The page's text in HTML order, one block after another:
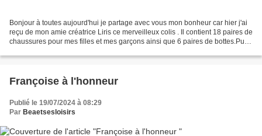
Bonjour à toutes aujourd'hui je partage avec vous mon bonheur car hier j'ai
reçu de mon amie créatrice Liris ce merveilleux colis . Il contient 18 paires de
chaussures pour mes filles et mes garçons ainsi que 6 paires de bottes.Puis
Françoise à l'honneur
Publié le 19/07/2024 à 08:29
Par Beaetsesloisirs